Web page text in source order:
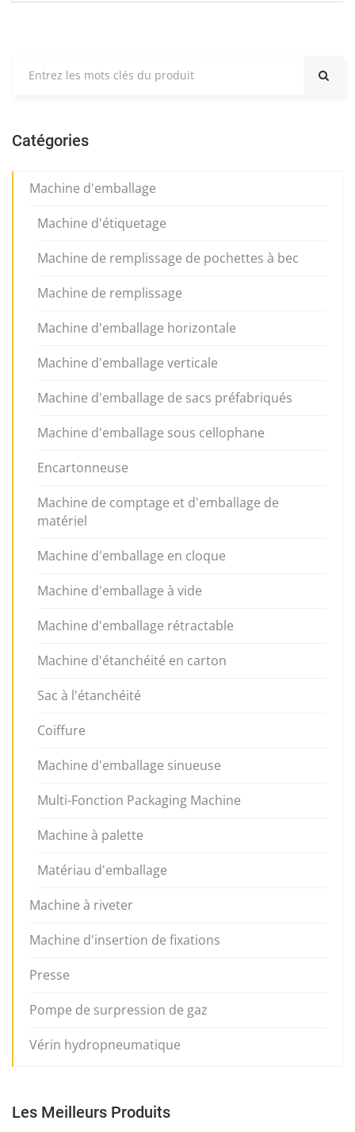
Catégories
Machine d'emballage
Machine d'étiquetage
Machine de remplissage de pochettes à bec
Machine de remplissage
Machine d'emballage horizontale
Machine d'emballage verticale
Machine d'emballage de sacs préfabriqués
Machine d'emballage sous cellophane
Encartonneuse
Machine de comptage et d'emballage de
matériel
Machine d'emballage en cloque
Machine d'emballage à vide
Machine d'emballage rétractable
Machine d'étanchéité en carton
Sac à l'étanchéité
Coiffure
Machine d'emballage sinueuse
Multi-Fonction Packaging Machine
Machine à palette
Matériau d'emballage
Machine à riveter
Machine d'insertion de fixations
Presse
Pompe de surpression de gaz
Vérin hydropneumatique
Les Meilleurs Produits